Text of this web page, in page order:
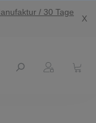
/ 30 Tage
X